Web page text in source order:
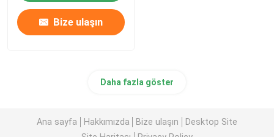
Bize ulaşın
Daha fazla göster
Ana sayfa Hakkımızda Bize ulaşın
Desktop Site